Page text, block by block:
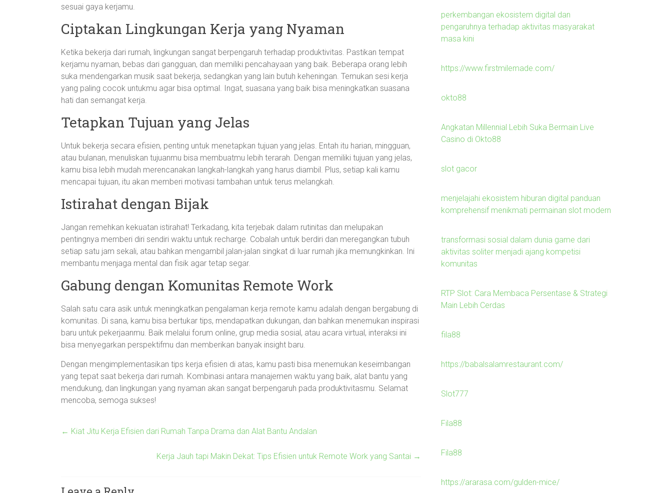
sesuai gaya kerjamu.
Ciptakan Lingkungan Kerja yang Nyaman
Ketika bekerja dari rumah, lingkungan sangat berpengaruh terhadap produktivitas. Pastikan tempat
kerjamu nyaman, bebas dari gangguan, dan memiliki pencahayaan yang baik. Beberapa orang lebih
suka mendengarkan musik saat bekerja, sedangkan yang lain butuh keheningan. Temukan sesi kerja
yang paling cocok untukmu agar bisa optimal. Ingat, suasana yang baik bisa meningkatkan suasana
hati dan semangat kerja.
Tetapkan Tujuan yang Jelas
Untuk bekerja secara efisien, penting untuk menetapkan tujuan yang jelas. Entah itu harian, mingguan,
atau bulanan, menuliskan tujuanmu bisa membuatmu lebih terarah. Dengan memiliki tujuan yang jelas,
kamu bisa lebih mudah merencanakan langkah-langkah yang harus diambil. Plus, setiap kali kamu
mencapai tujuan, itu akan memberi motivasi tambahan untuk terus melangkah.
Istirahat dengan Bijak
Jangan remehkan kekuatan istirahat! Terkadang, kita terjebak dalam rutinitas dan melupakan
pentingnya memberi diri sendiri waktu untuk recharge. Cobalah untuk berdiri dan meregangkan tubuh
setiap satu jam sekali, atau bahkan mengambil jalan-jalan singkat di luar rumah jika memungkinkan. Ini
membantu menjaga mental dan fisik agar tetap segar.
Gabung dengan Komunitas Remote Work
Salah satu cara asik untuk meningkatkan pengalaman kerja remote kamu adalah dengan bergabung di
komunitas. Di sana, kamu bisa bertukar tips, mendapatkan dukungan, dan bahkan menemukan inspirasi
baru untuk pekerjaanmu. Baik melalui forum online, grup media sosial, atau acara virtual, interaksi ini
bisa menyegarkan perspektifmu dan memberikan banyak insight baru.
Dengan mengimplementasikan tips kerja efisien di atas, kamu pasti bisa menemukan keseimbangan
yang tepat saat bekerja dari rumah. Kombinasi antara manajemen waktu yang baik, alat bantu yang
mendukung, dan lingkungan yang nyaman akan sangat berpengaruh pada produktivitasmu. Selamat
mencoba, semoga sukses!
← Kiat Jitu Kerja Efisien dari Rumah Tanpa Drama dan Alat Bantu Andalan
Kerja Jauh tapi Makin Dekat: Tips Efisien untuk Remote Work yang Santai →
perkembangan ekosistem digital dan
pengaruhnya terhadap aktivitas masyarakat
masa kini
https://www.firstmilemade.com/
okto88
Angkatan Millennial Lebih Suka Bermain Live
Casino di Okto88
slot gacor
menjelajahi ekosistem hiburan digital panduan
komprehensif menikmati permainan slot modern
transformasi sosial dalam dunia game dari
aktivitas soliter menjadi ajang kompetisi
komunitas
RTP Slot: Cara Membaca Persentase & Strategi
Main Lebih Cerdas
fila88
https://babalsalamrestaurant.com/
Slot777
Fila88
Fila88
https://ararasa.com/gulden-mice/